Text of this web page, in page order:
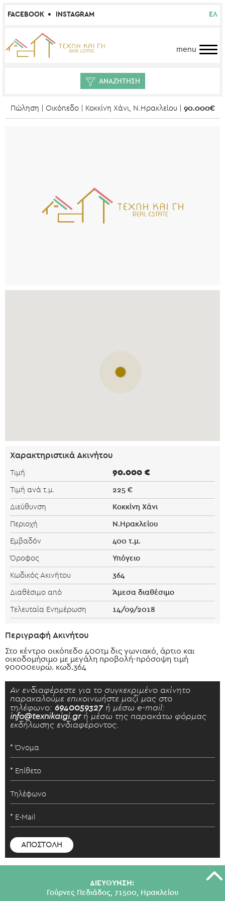
FACEBOOK INSTAGRAM ΕΛ
menu
ΑΝΑΖΗΤΗΣΗ
Πώληση | Οικόπεδο | Κοκκίνη Χάνι, Ν.Ηρακλείου | 90.000€
Χαρακτηριστικά Ακινήτου
Τιμή 90.000 €
Τιμή ανά τ.μ. 225 €
Διεύθυνση Κοκκίνη Χάνι
Περιοχή Ν.Ηρακλείου
Εμβαδόν 400 τ.μ.
Όροφος Υπόγειο
Κωδικός Ακινήτου 364
Διαθέσιμο από Άμεσα διαθέσιμο
Τελευταία Ενημέρωση 14/09/2018
Περιγραφή Ακινήτου
Στο κέντρο οικόπεδο 400τμ δις γωνιακό, άρτιο και
οικοδομήσιμο με μεγάλη προβολή-πρόσοψη τιμή
90000ευρώ. κωδ.364
Αν ενδιαφέρεστε για το συγκεκριμένο ακίνητο
παρακαλούμε επικοινωήστε μαζί μας στο
τηλέφωνο: 6940059327 ή μέσω e-mail:
info@texnikaigi.grή μέσω της παρακάτω φόρμας
εκδήλωσης ενδιαφέροντος.
ΔΙΕΥΘΥΝΣΗ:
Γούρνες Πεδιάδος, 71500, Ηρακλείου